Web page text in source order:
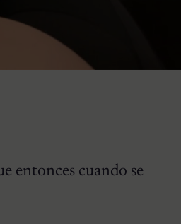
entonces cuando se